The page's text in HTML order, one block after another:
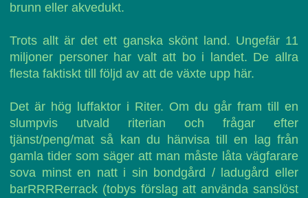
brunn eller akvedukt.
Trots allt är det ett ganska skönt land. Ungefär 11
miljoner personer har valt att bo i landet. De allra
flesta faktiskt till följd av att de växte upp här.
Det är hög luffaktor i Riter. Om du går fram till en
slumpvis utvald riterian och frågar efter
tjänst/peng/mat så kan du hänvisa till en lag från
gamla tider som säger att man måste låta vägfarare
sova minst en natt i sin bondgård / ladugård eller
barRRRRerrack (tobys förslag att använda sanslöst